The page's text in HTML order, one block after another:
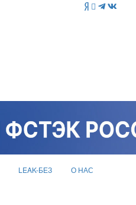
LEAK-БЕЗ О НАС